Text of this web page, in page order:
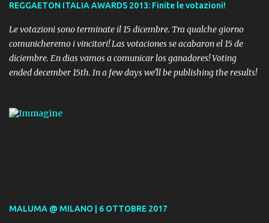
REGGAETON ITALIA AWARDS 2013: Finite le votazioni!
Le votazioni sono terminate il 15 dicembre. Tra qualche giorno
comunicheremo i vincitori! Las votaciones se acabaron el 15 de
diciembre. En dias vamos a comunicar los ganadores! Voting
ended december 15th. In a few days we'll be publishing the results!
MALUMA @ MILANO | 6 OTTOBRE 2017